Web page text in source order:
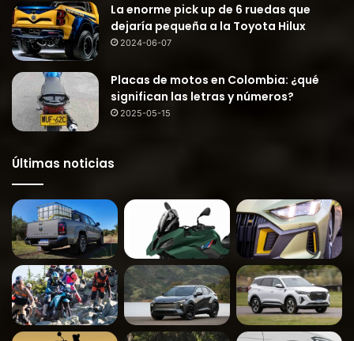
La enorme pick up de 6 ruedas que
dejaría pequeña a la Toyota Hilux
2024-06-07
Placas de motos en Colombia: ¿qué
significan las letras y números?
2025-05-15
Últimas noticias